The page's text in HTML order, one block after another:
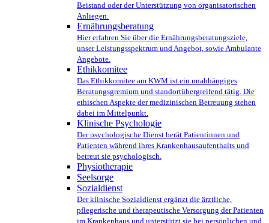
Beistand oder der Unterstützung von organisatorischen
Anliegen.
Ernährungsberatung
Hier erfahren Sie über die Ernährungsberatungsziele,
unser Leistungsspektrum und Angebot, sowie Ambulante
Angebote.
Ethikkomitee
Das Ethikkomitee am KWM ist ein unabhängiges
Beratungsgremium und standortübergreifend tätig. Die
ethischen Aspekte der medizinischen Betreuung stehen
dabei im Mittelpunkt.
Klinische Psychologie
Der psychologische Dienst berät Patientinnen und
Patienten während ihres Krankenhausaufenthalts und
betreut sie psychologisch.
Physiotherapie
Seelsorge
Sozialdienst
Der klinische Sozialdienst ergänzt die ärztliche,
pflegerische und therapeutische Versorgung der Patienten
im Krankenhaus und unterstützt sie bei persönlichen und